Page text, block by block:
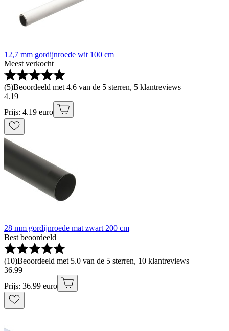
12,7 mm gordijnroede wit 100 cm
Meest verkocht
(5)Beoordeeld met 4.6 van de 5 sterren, 5 klantreviews
4.19
Prijs: 4.19 euro
28 mm gordijnroede mat zwart 200 cm
Best beoordeeld
(10)Beoordeeld met 5.0 van de 5 sterren, 10 klantreviews
36.99
Prijs: 36.99 euro